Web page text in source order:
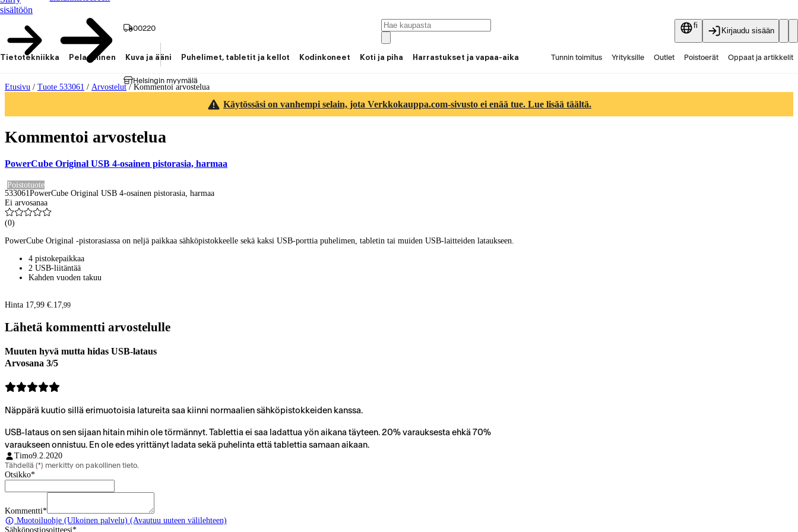
sisältöön
00220
Helsingin myymälä
fi
Kirjaudu sisään
Tietotekniikka Pelaaminen Kuva ja ääni Puhelimet, tabletit ja kellot Kodinkoneet Koti ja piha Harrastukset ja vapaa-aika Tunnin toimitus Yrityksille Outlet Poistoerät Oppaat ja artikkelit
Etusivu / Tuote 533061 / Arvostelut/ Kommentoi arvostelua
Käytössäsi on vanhempi selain, jota Verkkokauppa.com-sivusto ei enää tue. Lue lisää täältä.
Kommentoi arvostelua
PowerCube Original USB 4-osainen pistorasia, harmaa
Poistotuote
533061PowerCube Original USB 4-osainen pistorasia, harmaa
Ei arvosanaa
(0)
PowerCube Original -pistorasiassa on neljä paikkaa sähköpistokkeelle sekä kaksi USB-porttia puhelimen, tabletin tai muiden USB-laitteiden lataukseen.
4 pistokepaikkaa
2 USB-liitäntää
Kahden vuoden takuu
Hinta 17,99 €.17,99
Lähetä kommentti arvostelulle
Muuten hyvä mutta hidas USB-lataus
Arvosana 3/5
Näppärä kuutio sillä erimuotoisia latureita saa kiinni normaalien sähköpistokkeiden kanssa.
USB-lataus on sen sijaan hitain mihin ole törmännyt. Tablettia ei saa ladattua yön aikana täyteen. 20% varauksesta ehkä 70%
varaukseen onnistuu. En ole edes yrittänyt ladata sekä puhelinta että tablettia samaan aikaan.
Timo9.2.2020
Tähdellä (*) merkitty on pakollinen tieto.
Otsikko*
Kommentti*
Muotoiluohje (Ulkoinen palvelu) (Avautuu uuteen välilehteen)
Sähköpostiosoitteesi*